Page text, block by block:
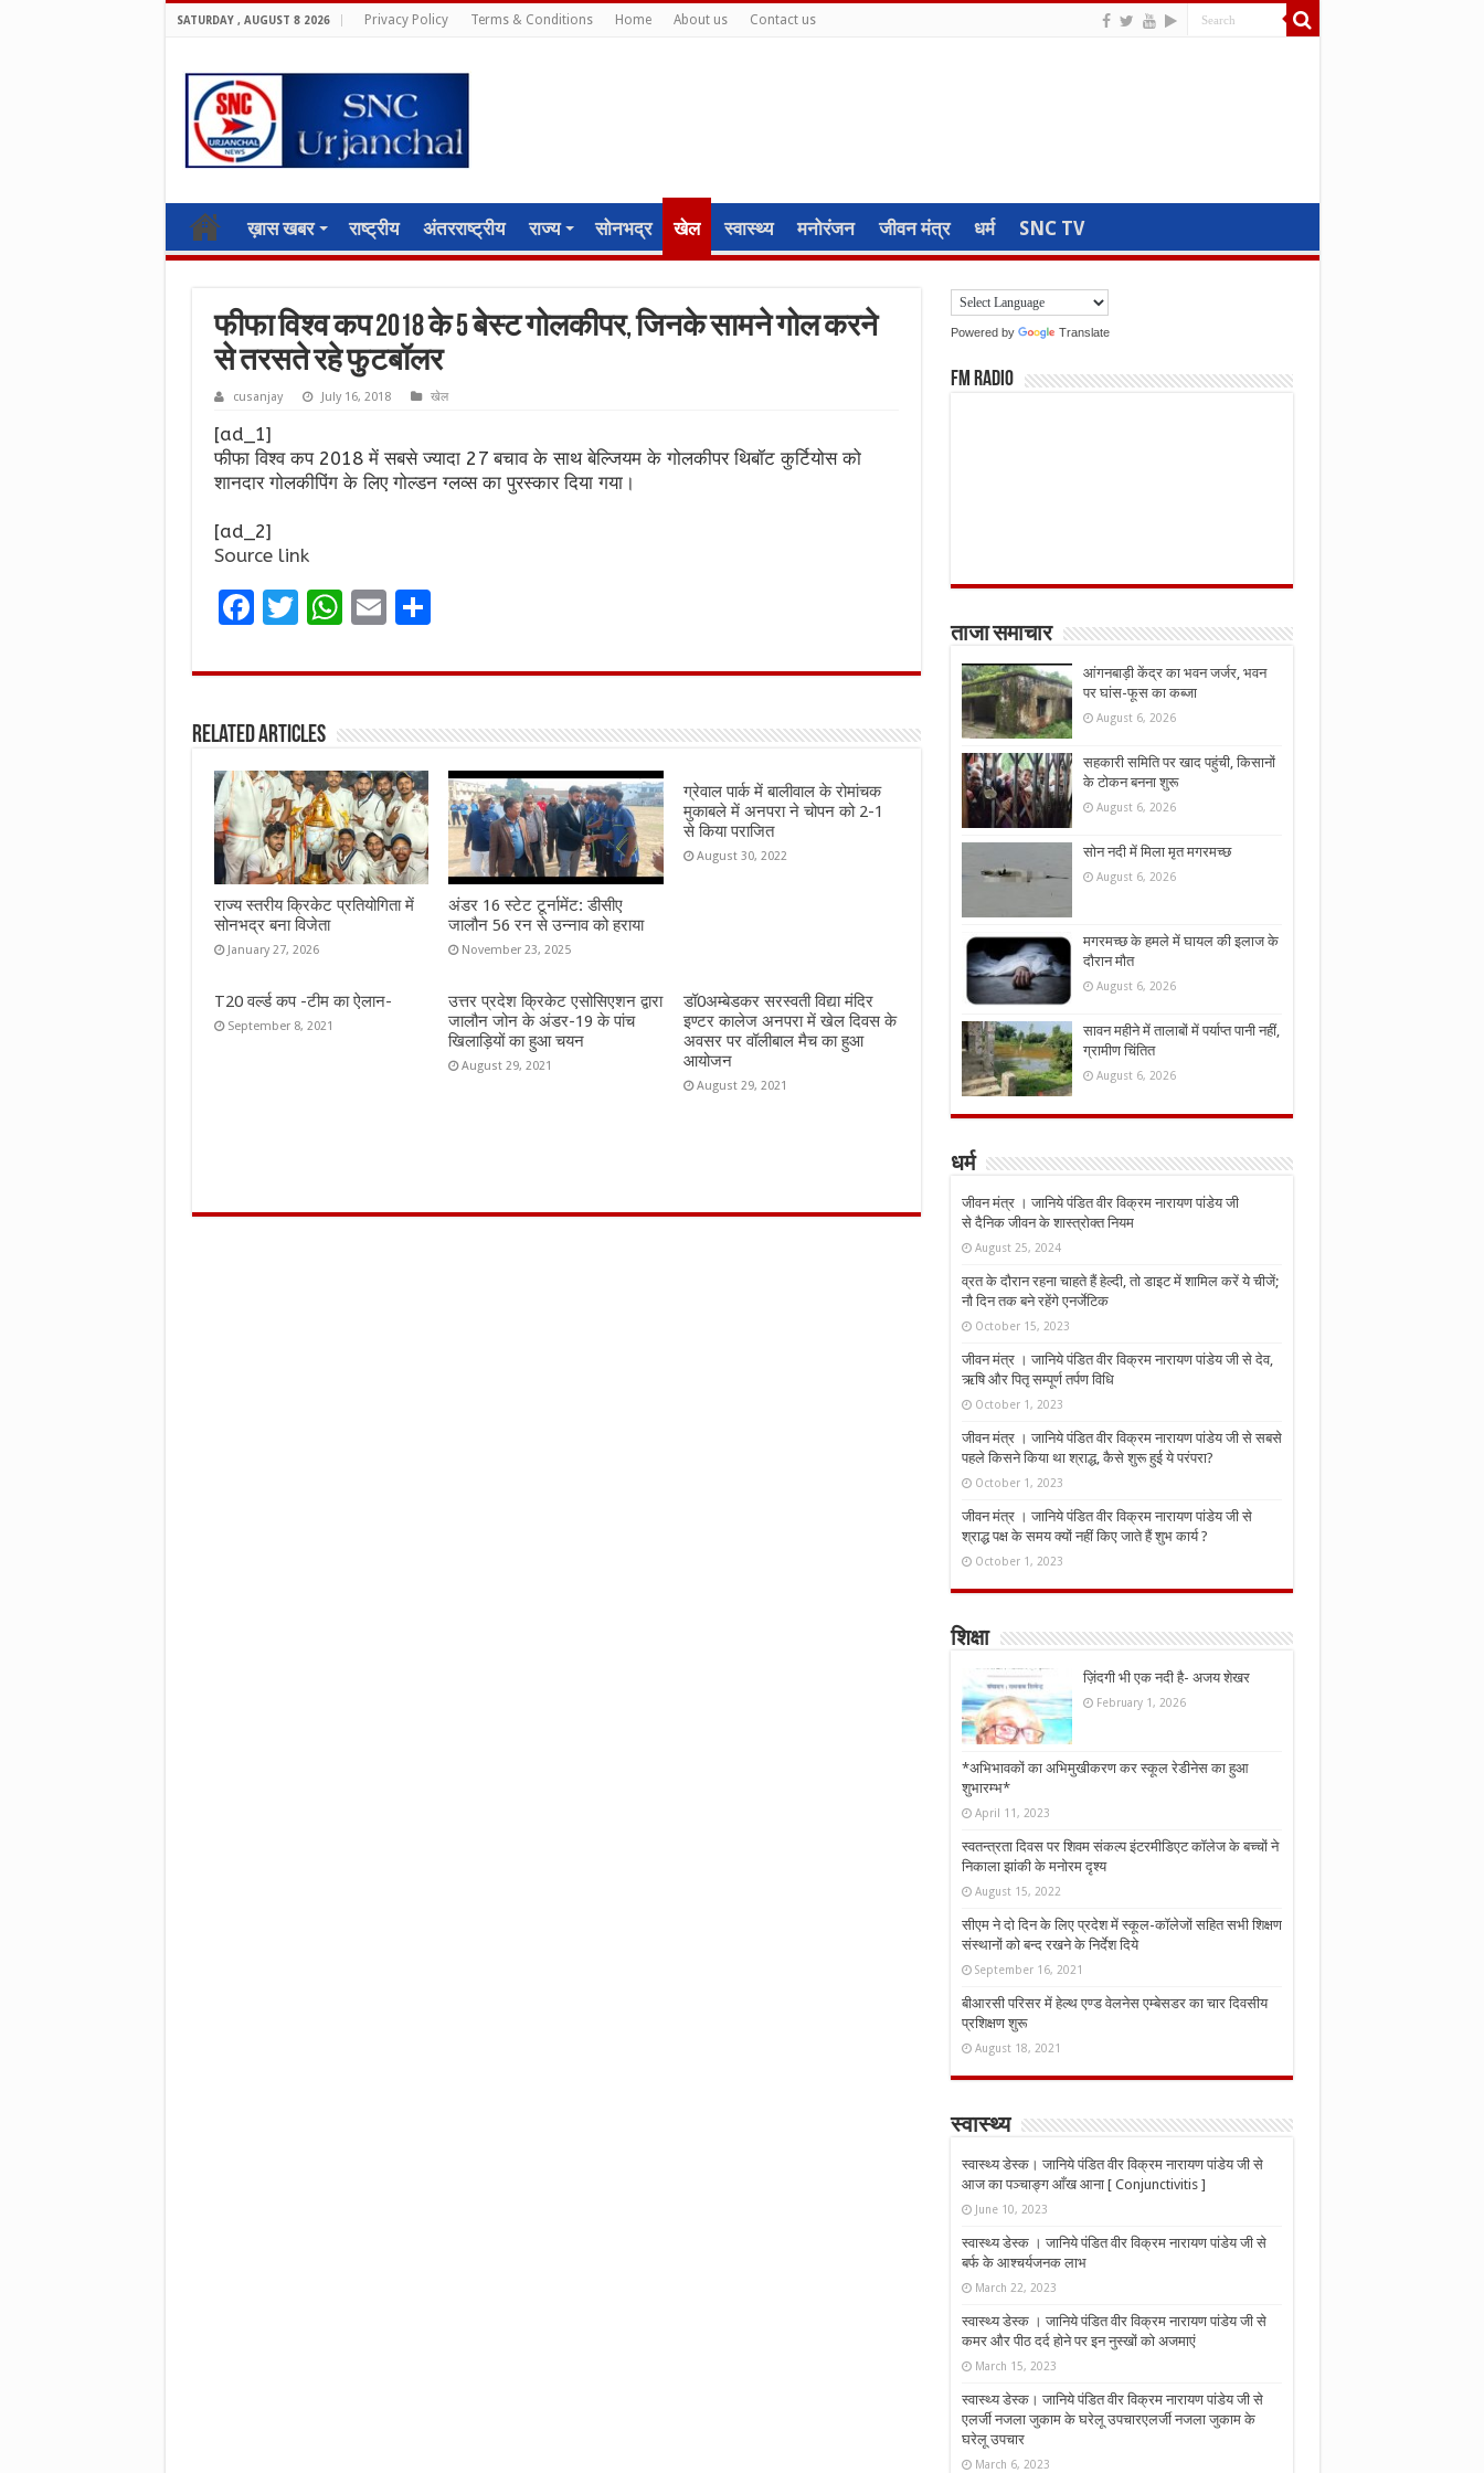
SATURDAY , AUGUST 8 2026 Privacy Policy Terms & Conditions Home About us Contact us
ख़ास खबर राष्ट्रीय अंतरराष्ट्रीय राज्य सोनभद्र खेल स्वास्थ्य मनोरंजन जीवन मंत्र धर्म SNC TV
फीफा विश्व कप 2018 के 5 बेस्ट गोलकीपर, जिनके सामने गोल करने
से तरसते रहे फुटबॉलर
cusanjay July 16, 2018 खेल
[ad_1]
फीफा विश्व कप 2018 में सबसे ज्यादा 27 बचाव के साथ बेल्जियम के गोलकीपर थिबॉट कुर्टियोस को
शानदार गोलकीपिंग के लिए गोल्डन ग्लव्स का पुरस्कार दिया गया।
[ad_2]
Source link
F
ce
o
o
k
T
it
r
W
at
A
p
p
E
ai
S
ar
Related Articles
राज्य स्तरीय क्रिकेट प्रतियोगिता में
सोनभद्र बना विजेता
January 27, 2026
अंडर 16 स्टेट टूर्नामेंट: डीसीए
जालौन 56 रन से उन्नाव को हराया
November 23, 2025
ग्रेवाल पार्क में बालीवाल के रोमांचक
मुकाबले में अनपरा ने चोपन को 2-1
से किया पराजित
August 30, 2022
T20 वर्ल्ड कप -टीम का ऐलान-
September 8, 2021
उत्तर प्रदेश क्रिकेट एसोसिएशन द्वारा
जालौन जोन के अंडर-19 के पांच
खिलाड़ियों का हुआ चयन
August 29, 2021
डॉ0अम्बेडकर सरस्वती विद्या मंदिर
इण्टर कालेज अनपरा में खेल दिवस के
अवसर पर वॉलीबाल मैच का हुआ
आयोजन
August 29, 2021
Powered by Translate
FM Radio
ताजा समाचार
आंगनबाड़ी केंद्र का भवन जर्जर, भवन
पर घांस-फूस का कब्जा
August 6, 2026
सहकारी समिति पर खाद पहुंची, किसानों
के टोकन बनना शुरू
August 6, 2026
सोन नदी में मिला मृत मगरमच्छ
August 6, 2026
मगरमच्छ के हमले में घायल की इलाज के
दौरान मौत
August 6, 2026
सावन महीने में तालाबों में पर्याप्त पानी नहीं,
ग्रामीण चिंतित
August 6, 2026
धर्म
जीवन मंत्र । जानिये पंडित वीर विक्रम नारायण पांडेय जी
से दैनिक जीवन के शास्त्रोक्त नियम
August 25, 2024
व्रत के दौरान रहना चाहते हैं हेल्दी, तो डाइट में शामिल करें ये चीजें;
नौ दिन तक बने रहेंगे एनर्जेटिक
October 15, 2023
जीवन मंत्र । जानिये पंडित वीर विक्रम नारायण पांडेय जी से देव,
ऋषि और पितृ सम्पूर्ण तर्पण विधि
October 1, 2023
जीवन मंत्र । जानिये पंडित वीर विक्रम नारायण पांडेय जी से सबसे
पहले किसने किया था श्राद्ध, कैसे शुरू हुई ये परंपरा?
October 1, 2023
जीवन मंत्र । जानिये पंडित वीर विक्रम नारायण पांडेय जी से
श्राद्ध पक्ष के समय क्यों नहीं किए जाते हैं शुभ कार्य ?
October 1, 2023
शिक्षा
ज़िंदगी भी एक नदी है- अजय शेखर
February 1, 2026
*अभिभावकों का अभिमुखीकरण कर स्कूल रेडीनेस का हुआ
शुभारम्भ*
April 11, 2023
स्वतन्त्रता दिवस पर शिवम संकल्प इंटरमीडिएट कॉलेज के बच्चों ने
निकाला झांकी के मनोरम दृश्य
August 15, 2022
सीएम ने दो दिन के लिए प्रदेश में स्कूल-कॉलेजों सहित सभी शिक्षण
संस्थानों को बन्द रखने के निर्देश दिये
September 16, 2021
बीआरसी परिसर में हेल्थ एण्ड वेलनेस एम्बेसडर का चार दिवसीय
प्रशिक्षण शुरू
August 18, 2021
स्वास्थ्य
स्वास्थ्य डेस्क। जानिये पंडित वीर विक्रम नारायण पांडेय जी से
आज का पञ्चाङ्ग आँख आना [ Conjunctivitis ]
June 10, 2023
स्वास्थ्य डेस्क । जानिये पंडित वीर विक्रम नारायण पांडेय जी से
बर्फ के आश्चर्यजनक लाभ
March 22, 2023
स्वास्थ्य डेस्क । जानिये पंडित वीर विक्रम नारायण पांडेय जी से
कमर और पीठ दर्द होने पर इन नुस्‍खों को अजमाएं
March 15, 2023
स्वास्थ्य डेस्क। जानिये पंडित वीर विक्रम नारायण पांडेय जी से
एलर्जी नजला जुकाम के घरेलू उपचारएलर्जी नजला जुकाम के
घरेलू उपचार
March 6, 2023